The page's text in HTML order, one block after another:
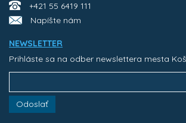
+421 55 6419 111
Napíšte nám
NEWSLETTER
Prihláste sa na odber newslettera mesta
Odoslať